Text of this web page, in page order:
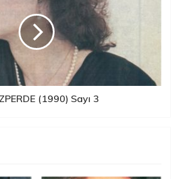
(1990) Sayı 3